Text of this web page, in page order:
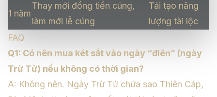
1 năm
Thay mới đồng tiền cúng,
làm mới lễ cúng
Tái tạo năng
lượng tài lộc
FAQ
Q1: Có nên mua két sắt vào ngày “điên” (ngày
Trừ Tử) nếu không có thời gian?
A: Không nên. Ngày Trừ Tử chứa sao Thiên Cáp,